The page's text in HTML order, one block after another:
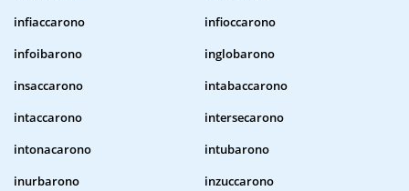
infiaccarono
infioccarono
infoibarono
inglobarono
insaccarono
intabaccarono
intaccarono
intersecarono
intonacarono
intubarono
inurbarono
inzuccarono